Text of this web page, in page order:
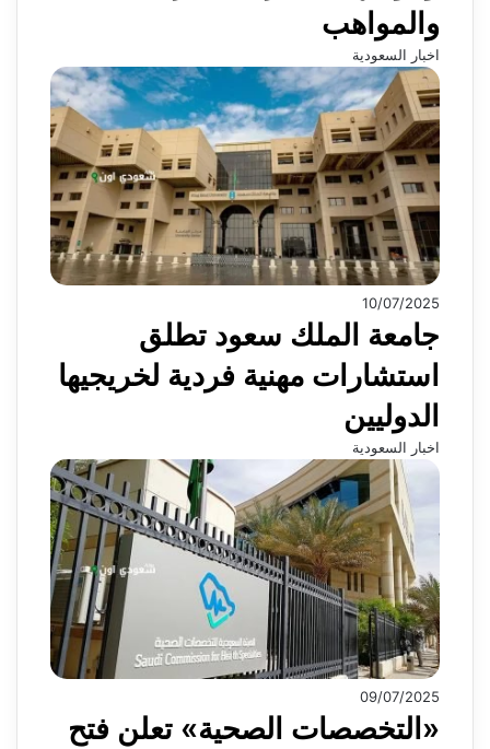
والمواهب
اخبار السعودية
10/07/2025
جامعة الملك سعود تطلق
استشارات مهنية فردية لخريجيها
الدوليين
اخبار السعودية
09/07/2025
«التخصصات الصحية» تعلن فتح